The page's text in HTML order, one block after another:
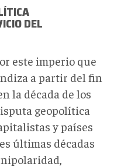
DEL
este imperio que
a partir del fin
la década de los
geopolítica
y países
últimas décadas